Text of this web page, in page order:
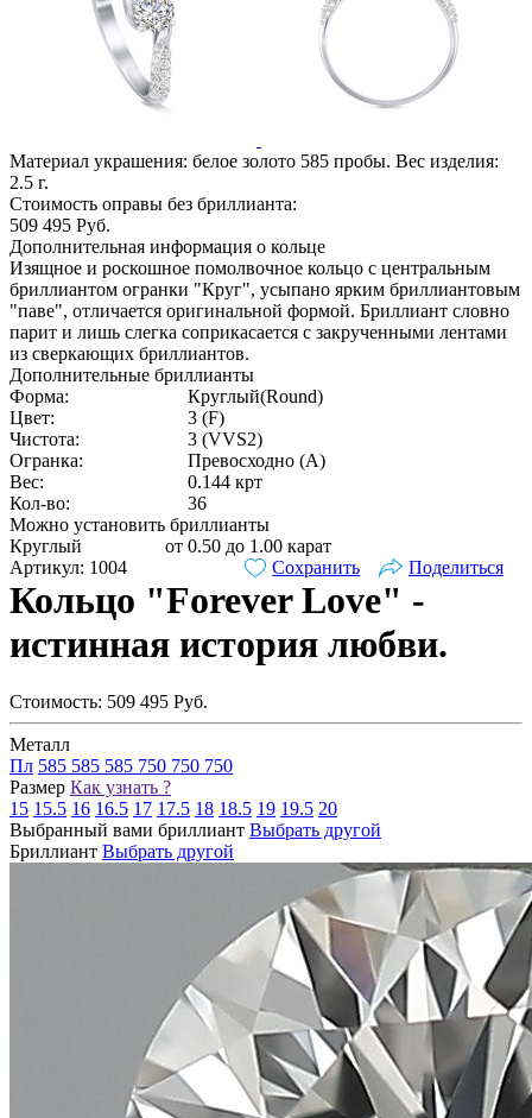
Материал украшения: белое золото 585 пробы. Вес изделия:
2.5 г.
Стоимость оправы без бриллианта:
509 495 Руб.
Дополнительная информация о кольце
Изящное и роскошное помолвочное кольцо с центральным
бриллиантом огранки "Круг", усыпано ярким бриллиантовым
"паве", отличается оригинальной формой. Бриллиант словно
парит и лишь слегка соприкасается с закрученными лентами
из сверкающих бриллиантов.
Дополнительные бриллианты
Форма:
Круглый(Round)
Цвет:
3 (F)
Чистота:
3 (VVS2)
Огранка:
Превосходно (А)
Вес:
0.144 крт
Кол-во:
36
Можно установить бриллианты
Круглый
от 0.50 до 1.00 карат
Артикул: 1004
Сохранить Поделиться
Кольцо "Forever Love" -
истинная история любви.
Стоимость: 509 495 Руб.
Металл
Пл 585 585 585 750 750 750
Размер Как узнать ?
15 15.5 16 16.5 17 17.5 18 18.5 19 19.5 20
Выбранный вами бриллиант Выбрать другой
Бриллиант Выбрать другой